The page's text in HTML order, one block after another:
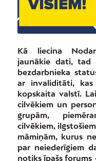
Kā liecina
jaunākie dati, tad
bezdarbnieka
ar invaliditāti,
kopskaita valstī.
cilvēkiem un
grupām,
cilvēkiem,
māmiņām, kurus
par neiederīgiem
notiks īpašs forums